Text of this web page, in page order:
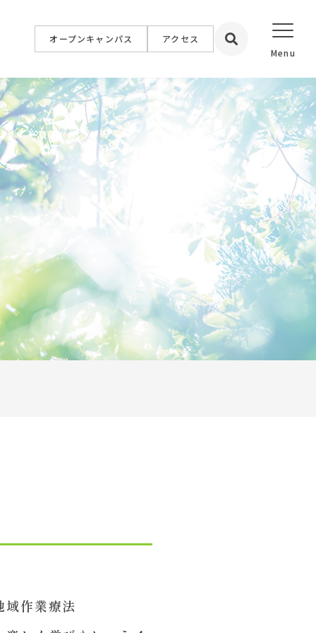
オープンキャンパス アクセス
置校
院大学
院短期大学
祉専門学校
記情報公務員専門学校
門学校
ン専門学校
域作業療法